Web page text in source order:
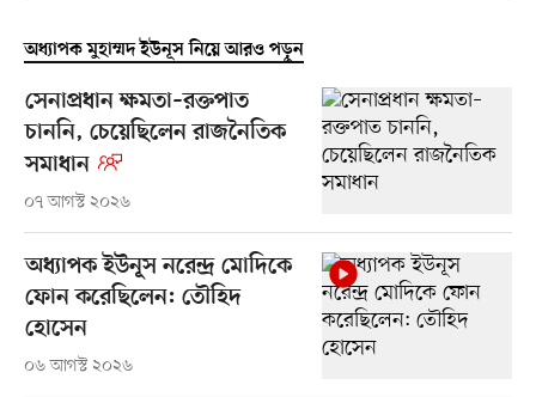
অধ্যাপক মুহাম্মদ ইউনূস নিয়ে আরও পড়ুন
সেনাপ্রধান ক্ষমতা–রক্তপাত
চাননি, চেয়েছিলেন রাজনৈতিক
সমাধান
০৭ আগস্ট ২০২৬
অধ্যাপক ইউনূস নরেন্দ্র মোদিকে
ফোন করেছিলেন: তৌহিদ
হোসেন
০৬ আগস্ট ২০২৬